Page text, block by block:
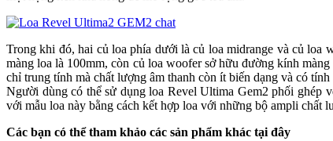
Trong khi đó, hai củ loa phía dưới là củ loa midrange và củ loa
màng loa là 100mm, còn củ loa woofer sở hữu đường kính
chỉ trung tính mà chất lượng âm thanh còn ít biến dạng và có
Người dùng có thể sử dụng loa Revel Ultima Gem2 phối ghép
với mẫu loa này bằng cách kết hợp loa với những bộ ampli chất
Các bạn có thể tham khảo các sản phẩm khác tại đây